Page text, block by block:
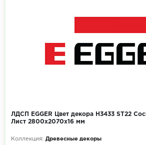
ЛДСП EGGER Цвет декора H3433 ST22
Лист 2800x2070х16 мм
Коллекция: Древесные декоры